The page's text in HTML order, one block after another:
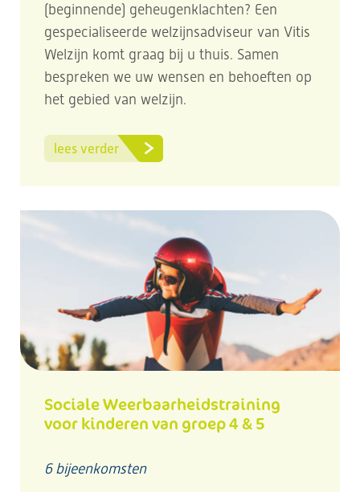
(beginnende) geheugenklachten? Een
gespecialiseerde welzijnsadviseur van Vitis
Welzijn komt graag bij u thuis. Samen
bespreken we uw wensen en behoeften op
het gebied van welzijn.
lees verder
Sociale Weerbaarheidstraining
voor kinderen van groep 4 & 5
6 bijeenkomsten